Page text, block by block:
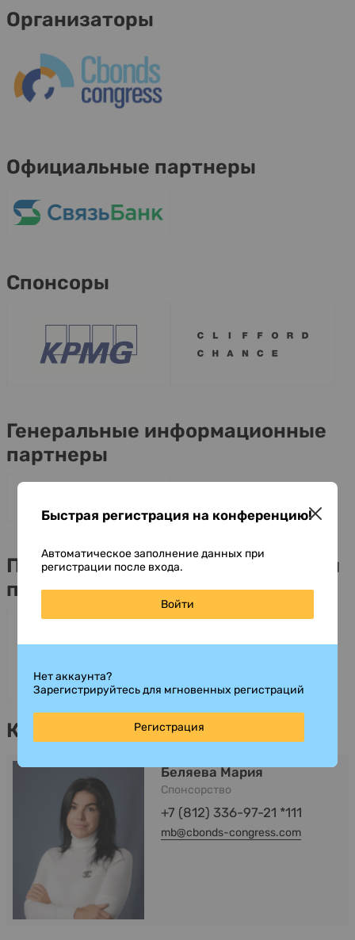
Организаторы
Официальные партнеры
Спонсоры
Генеральные информационные
партнеры
Поддерживающие ассоциации и
партнеры
Контакты
Беляева Мария
Спонсорство
+7 (812) 336-97-21 *111
mb@cbonds-congress.com
Быстрая регистрация на конференцию!
Автоматическое заполнение данных при
регистрации после входа.
Войти
Нет аккаунта?
Зарегистрируйтесь для мгновенных регистраций
Регистрация